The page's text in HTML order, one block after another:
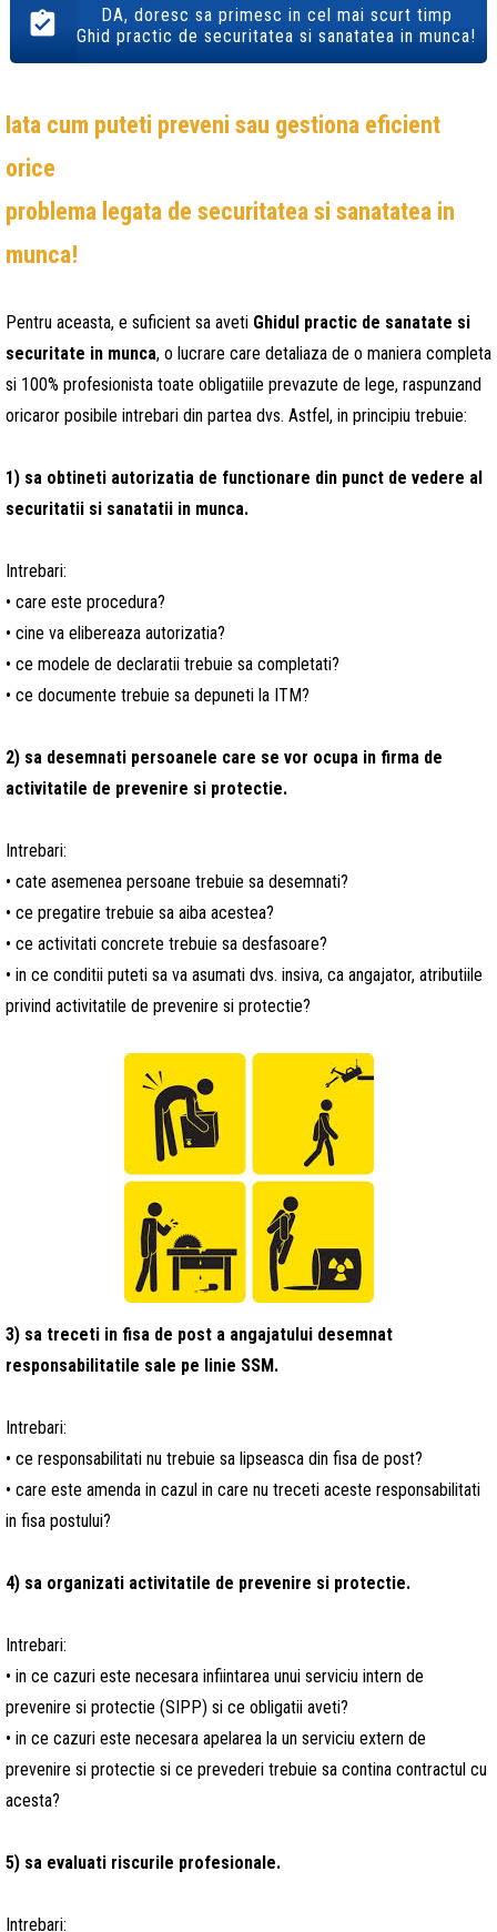
DA, doresc sa primesc in cel mai scurt timp
Ghid practic de securitatea si sanatatea in munca!
Iata cum puteti preveni sau gestiona eficient
orice
problema legata de securitatea si sanatatea in
munca!
Pentru aceasta, e suficient sa aveti Ghidul practic de sanatate si
securitate in munca, o lucrare care detaliaza de o maniera completa
si 100% profesionista toate obligatiile prevazute de lege, raspunzand
oricaror posibile intrebari din partea dvs. Astfel, in principiu trebuie:
1) sa obtineti autorizatia de functionare din punct de vedere al
securitatii si sanatatii in munca.
Intrebari:
• care este procedura?
• cine va elibereaza autorizatia?
• ce modele de declaratii trebuie sa completati?
• ce documente trebuie sa depuneti la ITM?
2) sa desemnati persoanele care se vor ocupa in firma de
activitatile de prevenire si protectie.
Intrebari:
• cate asemenea persoane trebuie sa desemnati?
• ce pregatire trebuie sa aiba acestea?
• ce activitati concrete trebuie sa desfasoare?
• in ce conditii puteti sa va asumati dvs. insiva, ca angajator, atributiile
privind activitatile de prevenire si protectie?
3) sa treceti in fisa de post a angajatului desemnat
responsabilitatile sale pe linie SSM.
Intrebari:
• ce responsabilitati nu trebuie sa lipseasca din fisa de post?
• care este amenda in cazul in care nu treceti aceste responsabilitati
in fisa postului?
4) sa organizati activitatile de prevenire si protectie.
Intrebari:
• in ce cazuri este necesara infiintarea unui serviciu intern de
prevenire si protectie (SIPP) si ce obligatii aveti?
• in ce cazuri este necesara apelarea la un serviciu extern de
prevenire si protectie si ce prevederi trebuie sa contina contractul cu
acesta?
5) sa evaluati riscurile profesionale.
Intrebari: